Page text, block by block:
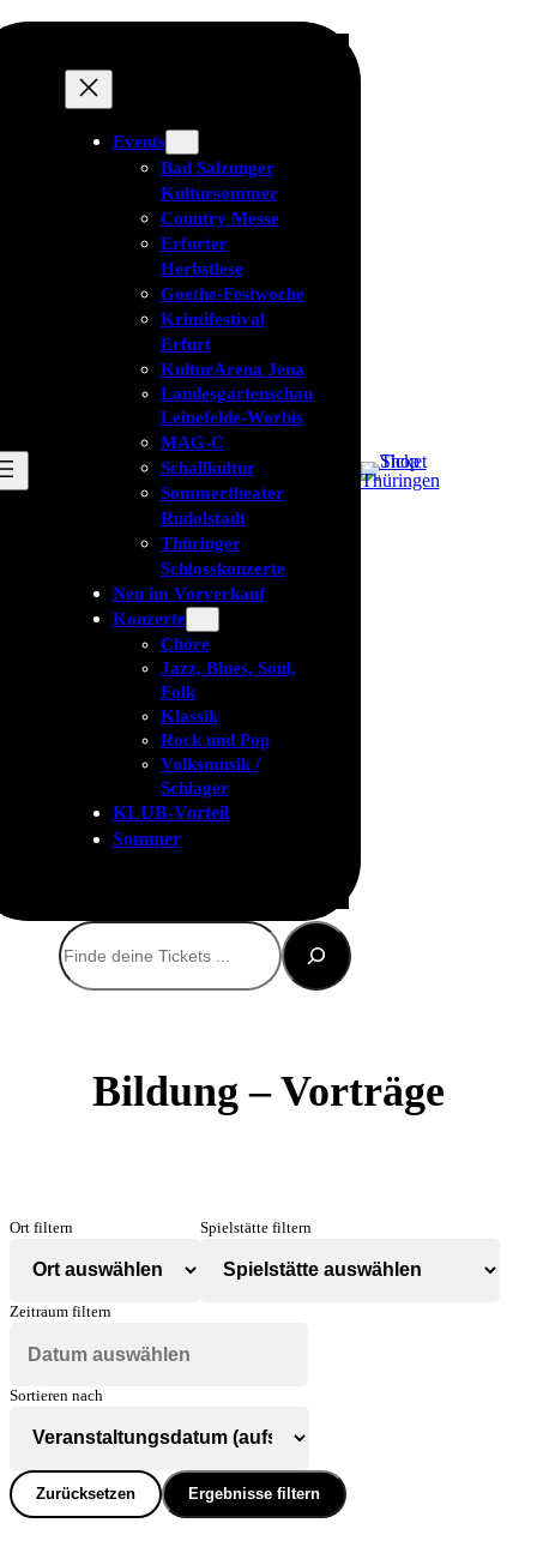
Events
Bad Salzunger
Kultursommer
Country Messe
Erfurter
Herbstlese
Goethe-Festwoche
Krimifestival
Erfurt
KulturArena Jena
Landesgartenschau
Leinefelde-Worbis
MAG-C
Schallkultur
Sommertheater
Rudolstadt
Thüringer
Schlosskonzerte
Neu im Vorverkauf
Konzerte
Chöre
Jazz, Blues, Soul,
Folk
Klassik
Rock und Pop
Volksmusik /
Schlager
KLUB-Vorteil
Sommer
Suchen
Bildung – Vorträge
Ort filtern Spielstätte filtern
Zeitraum filtern
Sortieren nach
Zurücksetzen Ergebnisse filtern